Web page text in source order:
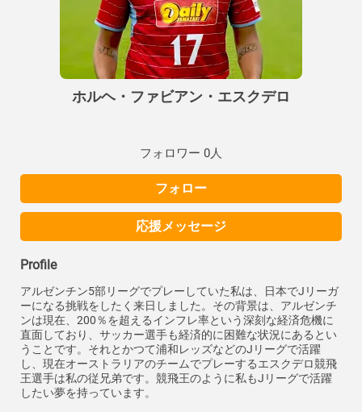
ホルヘ・ファビアン・エスクデロ
フォロワー 0人
フォロー
応援メッセージ
Profile
アルゼンチン5部リーグでプレーしていた私は、日本でJリーガ
ーになる挑戦をしたく来日しました。その背景は、アルゼンチ
ンは現在、200％を超えるインフレ率という深刻な経済危機に
直面しており、サッカー選手も経済的に困難な状況にあるとい
うことです。それとかつて浦和レッズなどのJリーグで活躍
し、現在オーストラリアのチームでプレーするエスクデロ競飛
王選手は私の従兄弟です。競飛王のように私もJリーグで活躍
したい夢を持っています。